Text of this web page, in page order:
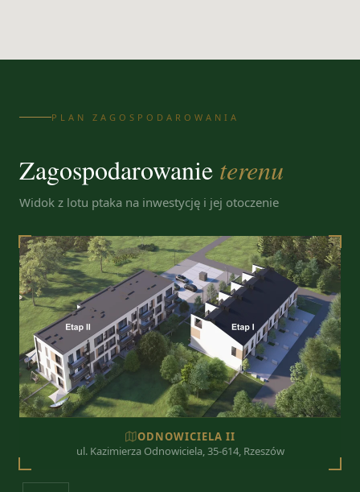
PLAN ZAGOSPODAROWANIA
Zagospodarowanie terenu
Widok z lotu ptaka na inwestycję i jej otoczenie
ODNOWICIELA II
ul. Kazimierza Odnowiciela, 35-614, Rzeszów